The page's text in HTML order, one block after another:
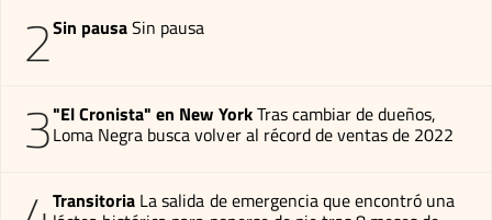
2Sin pausaSin pausa
3"El Cronista" en New YorkTras cambiar de dueños,
Loma Negra busca volver al récord de ventas de 2022
Transitoria La salida de emergencia que encontró una